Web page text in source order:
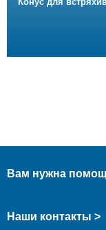
Вам нужна
Наши контакты >